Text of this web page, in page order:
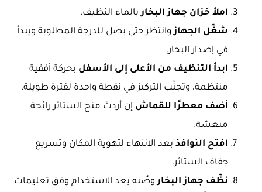
املأ خزان جهاز البخاربالماء النظيف.
شغّل الجهازوانتظر حتى يصل للدرجة المطلوبة ويبدأ
في إصدار البخار.
ابدأ التنظيف من الأعلى إلى الأسفل بحركة أفقية
منتظمة، وتجنّب التركيز في نقطة واحدة لفترة طويلة.
أضف معطرًا للقماش إن أردتَ منح الستائر رائحة
منعشة.
افتح النوافذ بعد الانتهاء لتهوية المكان وتسريع
جفاف الستائر.
نظّف جهاز البخاروصُنه بعد الاستخدام وفق تعليمات